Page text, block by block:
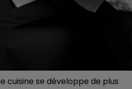
cuisine se développe de plus